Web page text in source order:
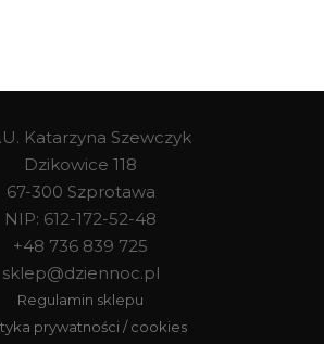
Katarzyna Szewczyk
Dzikowice 118
67-300 Szprotawa
NIP: 612-172-52-48
+48 736 839 725
sklep@dziennoc.pl
Regulamin sklepu
prywatności / cookies